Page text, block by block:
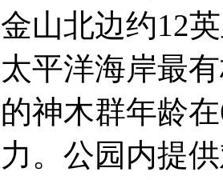
金山北边约12
太平洋海岸最
的神木群年龄
力。公园内提